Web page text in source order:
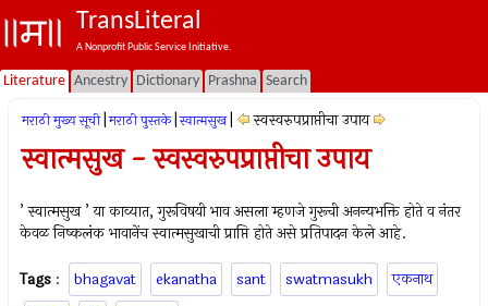
TransLiteral
A Nonprofit Public Service Initiative.
Literature Ancestry Dictionary Prashna Search
मराठी मुख्य सूची मराठी पुस्तके स्वात्मसुख स्वस्वरुपप्राप्तीचा उपाय
स्वात्मसुख - स्वस्वरुपप्राप्तीचा उपाय
’ स्वात्मसुख ’ या काव्यात, गुरूविषयी भाव असला म्हणजे गुरूची अनन्यभक्ति होते व नंतर
केवळ निष्कलंक भावानेंच स्वात्मसुखाची प्राप्ति होते असे प्रतिपादन केले आहे.
Tags : bhagavat ekanatha sant swatmasukh
एकनाथ